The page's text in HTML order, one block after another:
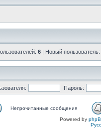
6 | Новый пользователь:
Пароль:
Непрочитанные сообщения
Powered by